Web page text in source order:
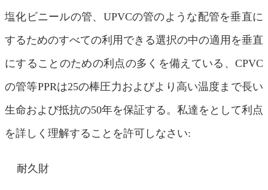
折り返しご連絡いたします！
塩化ビニールの管、UPVCの管のような配管を垂直に
するためのすべての利用できる選択の中の適用を垂直
にすることのための利点の多くを備えている、CPVC
の管等PPRは25の棒圧力およびより高い温度まで長い
生命および抵抗の50年を保証する。私達をとして利点
を詳しく理解することを許可しなさい:
耐久財